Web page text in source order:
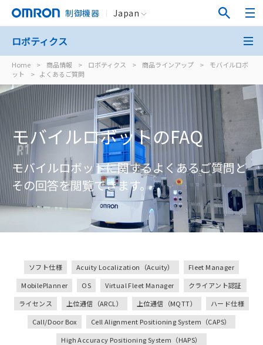
制御機器 Japan
Home > 商品情報 > ロボティクス > 商品ラインアップ >
モバイルロボ
ット
> よくあるご質問
ロボティクス
モバイルロボットのFAQ
モバイルロボットに関するよくあるご質問と
その回答を閲覧できます。
ソフト仕様 Acuity Localization（Acuity）
Fleet Manager
MobilePlanner
OS Virtual Fleet Manager
クライアント認証
ライセンス
上位通信（ARCL） 上位通信（MQTT）
ハード仕様
Call/Door Box
Cell Alignment Positioning System（CAPS）
High Accuracy Positioning System（HAPS）